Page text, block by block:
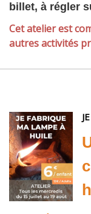
billet, à régler
Cet atelier est
autres activités